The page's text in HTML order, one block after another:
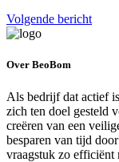
Bericht
navigatie
Volgende bericht
Over BeoBom
Als bedrijf dat actief
zich ten doel gesteld
creëren van een
besparen van tijd
vraagstuk zo efficiënt